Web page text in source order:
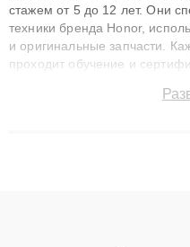
стажем от 5 до 12 лет. Они
техники бренда Honor,
и оригинальные запчасти.
проходит обучение и
сохранением гарантии до 3